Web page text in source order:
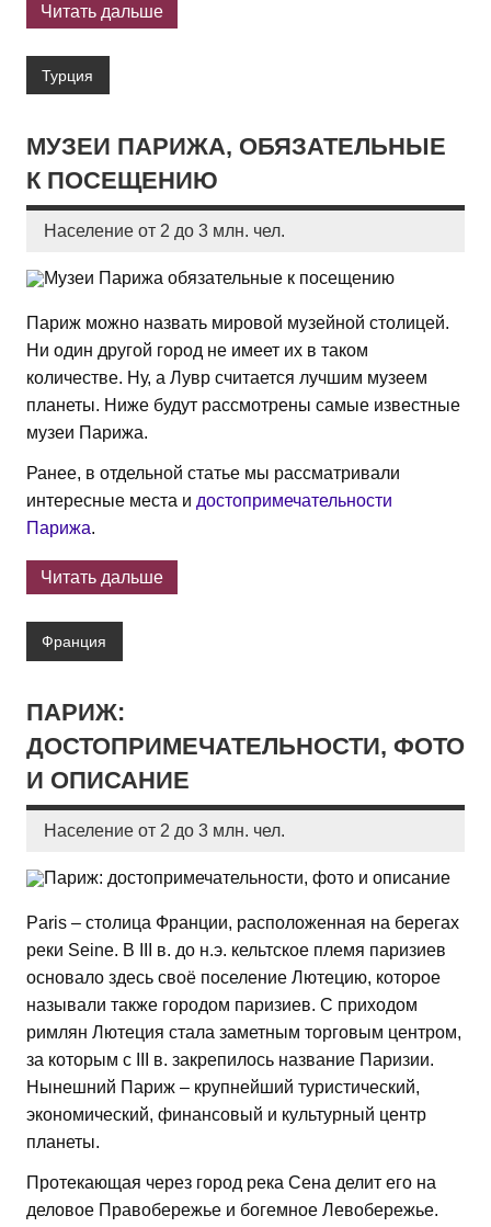
Читать дальше
Турция
МУЗЕИ ПАРИЖА, ОБЯЗАТЕЛЬНЫЕ
К ПОСЕЩЕНИЮ
Население от 2 до 3 млн. чел.
Париж можно назвать мировой музейной столицей.
Ни один другой город не имеет их в таком
количестве. Ну, а Лувр считается лучшим музеем
планеты. Ниже будут рассмотрены самые известные
музеи Парижа.
Ранее, в отдельной статье мы рассматривали
интересные места и достопримечательности
Парижа.
Читать дальше
Франция
ПАРИЖ:
ДОСТОПРИМЕЧАТЕЛЬНОСТИ, ФОТО
И ОПИСАНИЕ
Население от 2 до 3 млн. чел.
Paris – столица Франции, расположенная на берегах
реки Seine. В III в. до н.э. кельтское племя паризиев
основало здесь своё поселение Лютецию, которое
называли также городом паризиев. С приходом
римлян Лютеция стала заметным торговым центром,
за которым с III в. закрепилось название Паризии.
Нынешний Париж – крупнейший туристический,
экономический, финансовый и культурный центр
планеты.
Протекающая через город река Сена делит его на
деловое Правобережье и богемное Левобережье.